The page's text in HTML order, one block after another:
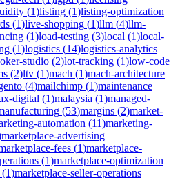
(1)listing (1)listing-optimization
(1)live-shopping (1)llm (4)llm-
(1)load-testing (3)local (1)local-
(1)logistics (14)logistics-analytics
studio (2)lot-tracking (1)low-code
(2)ltv (1)mach (1)mach-architecture
(4)mailchimp (1)maintenance
digital (1)malaysia (1)managed-
(53)margins (2)market-
automation (11)marketing-
marketplace-advertising
fees (1)marketplace-
(1)marketplace-optimization
(1)marketplace-seller-operations